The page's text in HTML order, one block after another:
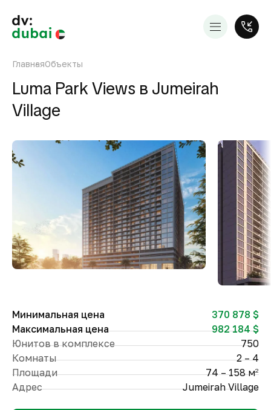
ГлавнаяОбъекты
Luma Park Views в Jumeirah
Village
Минимальная цена
370 878 $
Максимальная цена
982 184 $
Юнитов в комплексе
750
Комнаты
2 – 4
Площади
74 – 158 м2
Адрес Jumeirah Village